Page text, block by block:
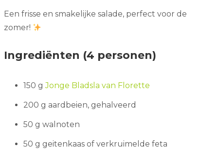
Een frisse en smakelijke salade, perfect voor de
zomer!
Ingrediënten (4 personen)
150 gJonge Bladsla van Florette
200 g aardbeien, gehalveerd
50 g walnoten
50 g geitenkaas of verkruimelde feta